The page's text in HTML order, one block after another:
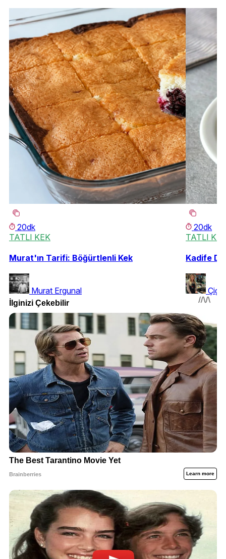
20dk
TATLI KEK
Murat'ın Tarifi: Böğürtlenli Kek
Murat Ergunal
20dk
TATLI
Kadife